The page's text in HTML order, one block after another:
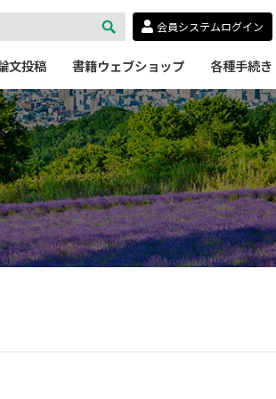
会員システムログイン
文投稿 書籍ウェブショップ 各種手続き